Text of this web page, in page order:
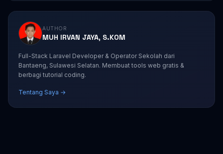
AUTHOR
MUH IRVAN JAYA, S.KOM
Full-Stack Laravel Developer & Operator Sekolah dari
Bantaeng, Sulawesi Selatan. Membuat tools web gratis &
berbagi tutorial coding.
Tentang Saya →